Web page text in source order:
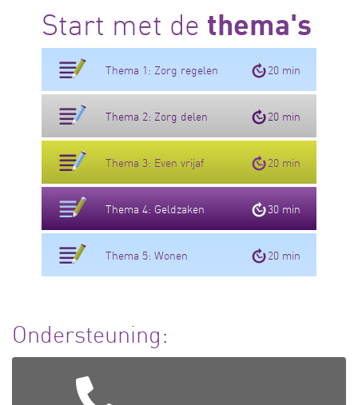
Start met de thema's
Thema 1: Zorg regelen 20 min
Thema 2: Zorg delen 20 min
Thema 3: Even vrijaf 20 min
Thema 4: Geldzaken 30 min
Thema 5: Wonen 20 min
Ondersteuning: